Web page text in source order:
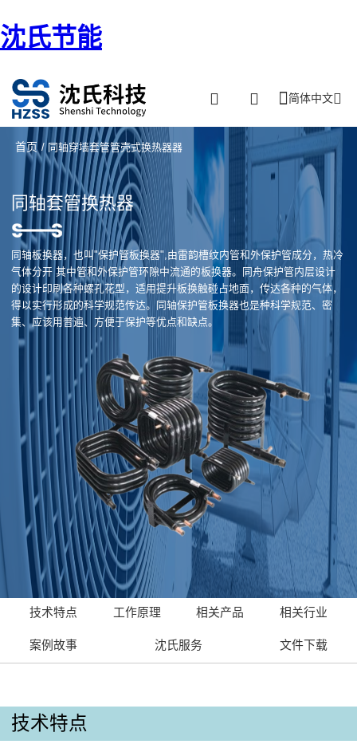
沈氏节能
简体中文
首页 / 同轴穿墙套管管壳式换热器器
同轴套管换热器
同轴板换器，也叫"保护管板换器",由雷韵槽纹内管和外保护管成分，热冷
气体分开 其中管和外保护管环隙中流通的板换器。同舟保护管内层设计
的设计印刷各种螺孔花型，适用提升板换触碰占地面，传达各种的气体，
得以实行形成的科学规范传达。同轴保护管板换器也是种科学规范、密
集、应该用普遍、方便于保护等优点和缺点。
技术特点 工作原理 相关产品 相关行业
案例故事 沈氏服务 文件下载
技术特点